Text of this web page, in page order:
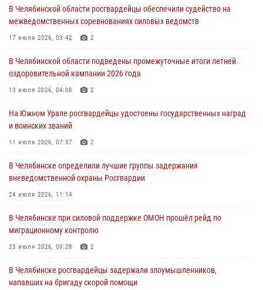
Авиация Росгвардии совершила более 250 санитарных вылетов в
Донецкой Народной Республике
31 июля 2026, 11:33
Росгвардия обеспечивает безопасность граждан на южном
направлении
31 июля 2026, 11:32
В Уральском округе Росгвардии состоялось заседание
оперативного штаба
30 июля 2026, 10:53
В Челябинской области росгвардейцы обеспечили судейство на
межведомственных соревнованиях силовых ведомств
17 июля 2026, 03:42 2
В Челябинской области подведены промежуточные итоги летней
оздоровительной кампании 2026 года
13 июля 2026, 04:08 2
На Южном Урале росгвардейцы удостоены государственных наград
и воинских званий
11 июля 2026, 07:57 2
В Челябинске определили лучшие группы задержания
вневедомственной охраны Росгвардии
24 июля 2026, 11:14
В Челябинске при силовой поддержке ОМОН прошёл рейд по
миграционному контролю
23 июля 2026, 09:28 2
В Челябинске росгвардейцы задержали злоумышленников,
напавших на бригаду скорой помощи